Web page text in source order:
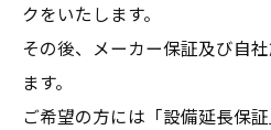
クをいたします。
その後、メーカー保証及び自
ます。
ご希望の方には「設備延長保